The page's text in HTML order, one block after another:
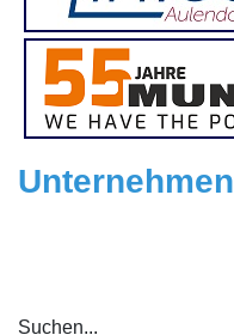
Unternehmen
Suchen...